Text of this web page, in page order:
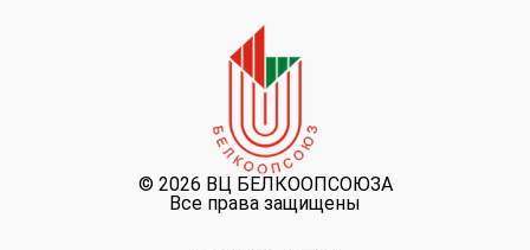
© 2026 ВЦ БЕЛКООПСОЮЗА
Все права защищены